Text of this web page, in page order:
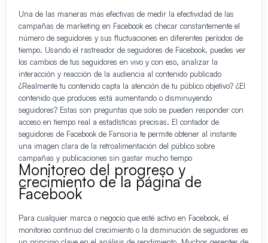
Una de las maneras más efectivas de medir la efectividad de las
campañas de marketing en Facebook es checar constantemente el
número de seguidores y sus fluctuaciones en diferentes períodos de
tiempo. Usando el rastreador de seguidores de Facebook, puedes ver
los cambios de tus seguidores en vivo y con eso, analizar la
interacción y reacción de la audiencia al contenido publicado
¿Realmente tu contenido capta la atención de tu público objetivo? ¿El
contenido que produces está aumentando o disminuyendo
seguidores? Estas son preguntas que solo se pueden responder con
acceso en tiempo real a estadísticas precisas. El contador de
seguidores de Facebook de Fansoria te permite obtener al instante
una imagen clara de la retroalimentación del público sobre
campañas y publicaciones sin gastar mucho tiempo
Monitoreo del progreso y
crecimiento de la página de
Facebook
Para cualquier marca o negocio que esté activo en Facebook, el
monitoreo continuo del crecimiento o la disminución de seguidores es